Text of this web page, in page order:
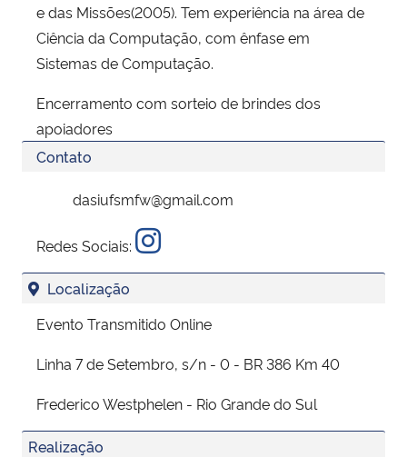
e das Missões(2005). Tem experiência na área de
Ciência da Computação, com ênfase em
Sistemas de Computação.
Encerramento com sorteio de brindes dos
apoiadores
Contato
dasiufsmfw@gmail.com
Redes Sociais:
Localização
Evento Transmitido Online
Linha 7 de Setembro, s/n - 0 - BR 386 Km 40
Frederico Westphelen - Rio Grande do Sul
Realização